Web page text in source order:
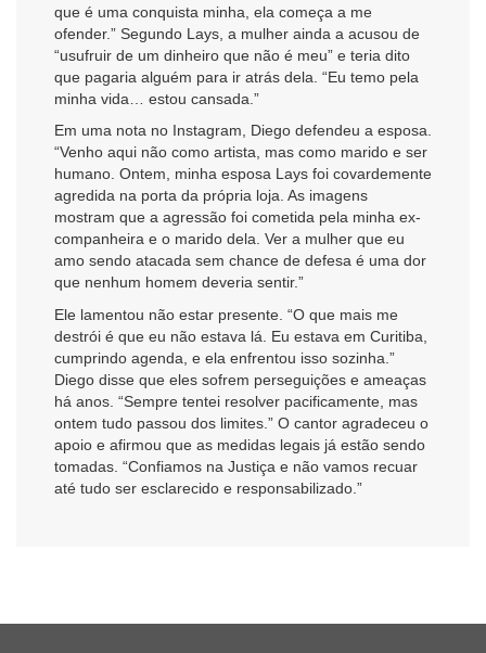
que é uma conquista minha, ela começa a me
ofender.” Segundo Lays, a mulher ainda a acusou de
“usufruir de um dinheiro que não é meu” e teria dito
que pagaria alguém para ir atrás dela. “Eu temo pela
minha vida… estou cansada.”
Em uma nota no Instagram, Diego defendeu a esposa.
“Venho aqui não como artista, mas como marido e ser
humano. Ontem, minha esposa Lays foi covardemente
agredida na porta da própria loja. As imagens
mostram que a agressão foi cometida pela minha ex-
companheira e o marido dela. Ver a mulher que eu
amo sendo atacada sem chance de defesa é uma dor
que nenhum homem deveria sentir.”
Ele lamentou não estar presente. “O que mais me
destrói é que eu não estava lá. Eu estava em Curitiba,
cumprindo agenda, e ela enfrentou isso sozinha.”
Diego disse que eles sofrem perseguições e ameaças
há anos. “Sempre tentei resolver pacificamente, mas
ontem tudo passou dos limites.” O cantor agradeceu o
apoio e afirmou que as medidas legais já estão sendo
tomadas. “Confiamos na Justiça e não vamos recuar
até tudo ser esclarecido e responsabilizado.”